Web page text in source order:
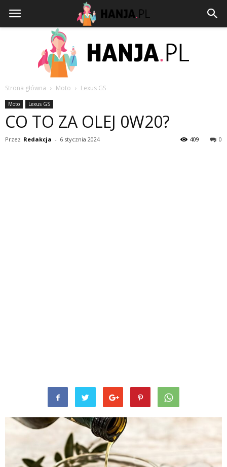
Strona główna Moto Lexus GS
Moto Lexus GS
CO TO ZA OLEJ 0W20?
Przez Redakcja - 6 stycznia 2024 0
409